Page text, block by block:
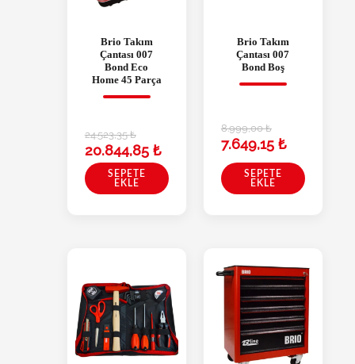
Brio Takım
Çantası 007
Bond Eco
Home 45 Parça
24.523,35₺
20.844,85 ₺
SEPETE
EKLE
Brio Takım
Çantası 007
Bond Boş
8.999,00₺
7.649,15 ₺
SEPETE
EKLE